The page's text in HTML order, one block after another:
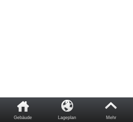
Gebäude Lageplan Mehr